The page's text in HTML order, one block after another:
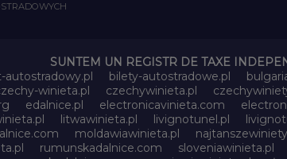
SUNTEM UN REGISTR DE TAXE
autostradowy.pl bilety-autostradowe.pl
winieta.pl czechywinieta.pl
edalnice.pl electronicavinieta.com
litwawinieta.pl livignotunel.pl
moldawiawinieta.pl
rumunskadalnice.com sloveniawinieta.pl